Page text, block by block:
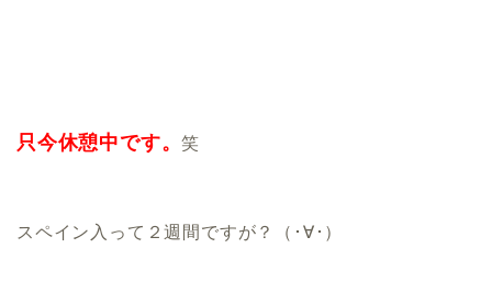
只今休憩中です。笑
スペイン入って２週間ですが？（･∀･）